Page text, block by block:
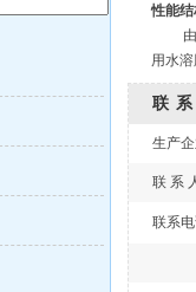
性能
由隔
用水
联
生产企
联 系
联系